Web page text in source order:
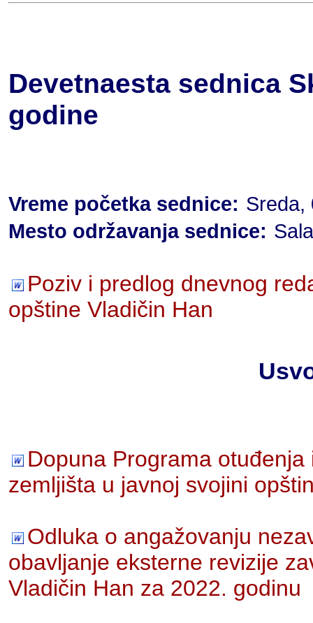
Devetnaesta sednica
godine
Vreme početka sednice: Sreda,
Mesto održavanja sednice:
Poziv i predlog dnevnog
opštine Vladičin Han
Dopuna Programa
zemljišta u javnoj svojini
Odluka o angažovanju
obavljanje eksterne revizije
Vladičin Han za 2022. godinu